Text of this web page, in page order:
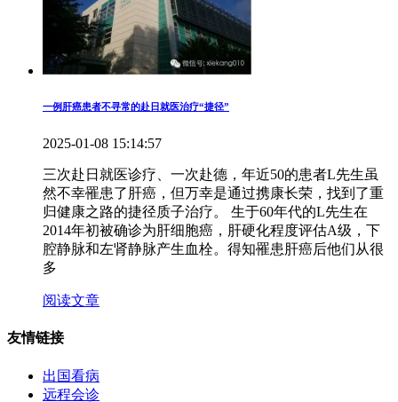
一例肝癌患者不寻常的赴日就医治疗“捷径”
2025-01-08 15:14:57
三次赴日就医诊疗、一次赴德，年近50的患者L先生虽
然不幸罹患了肝癌，但万幸是通过携康长荣，找到了重
归健康之路的捷径质子治疗。 生于60年代的L先生在
2014年初被确诊为肝细胞癌，肝硬化程度评估A级，下
腔静脉和左肾静脉产生血栓。得知罹患肝癌后他们从很
多
阅读文章
友情链接
出国看病
远程会诊